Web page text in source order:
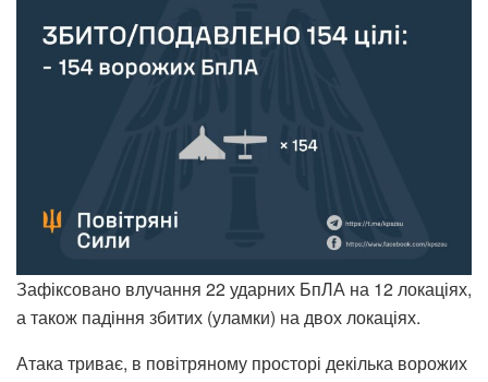
Зафіксовано влучання 22 ударних БпЛА на 12 локаціях,
а також падіння збитих (уламки) на двох локаціях.
Атака триває, в повітряному просторі декілька ворожих